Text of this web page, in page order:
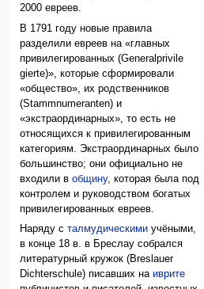
2000 евреев.
В 1791 году новые правила
разделили евреев на «главных
привилегированных (Generalprivile
gierte)», которые сформировали
«общество», их родственников
(Stammnumeranten) и
«экстраординарных», то есть не
относящихся к привилегированным
категориям. Экстраординарных было
большинство; они официально не
входили вобщину, которая была под
контролем и руководством богатых
привилегированных евреев.
Наряду сталмудическими учёными,
в конце 18 в. в Бреслау собрался
литературный кружок (Breslauer
Dichterschule) писавших наиврите